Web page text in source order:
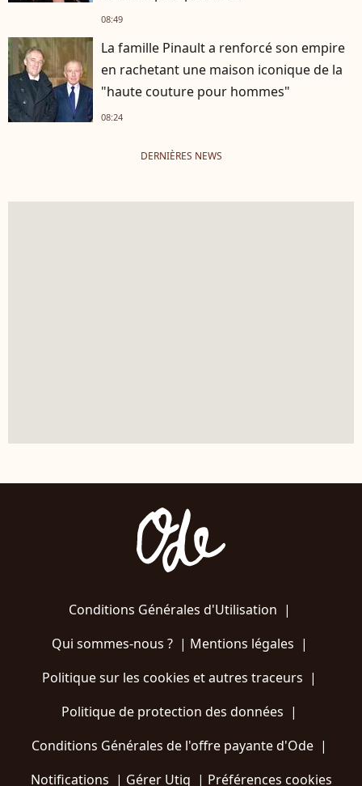
08:49
La famille Pinault a renforcé son empire
en rachetant une maison iconique de la
"haute couture pour hommes"
08:24
DERNIÈRES NEWS
Conditions Générales d'Utilisation |
Qui sommes-nous ?| Mentions légales |
Politique sur les cookies et autres traceurs |
Politique de protection des données |
Conditions Générales de l'offre payante d'Ode |
Notifications | Gérer Utiq | Préférences cookies